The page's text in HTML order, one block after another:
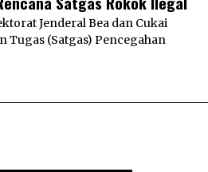
Jenderal Bea dan Cukai
Tugas (Satgas) Pencegahan